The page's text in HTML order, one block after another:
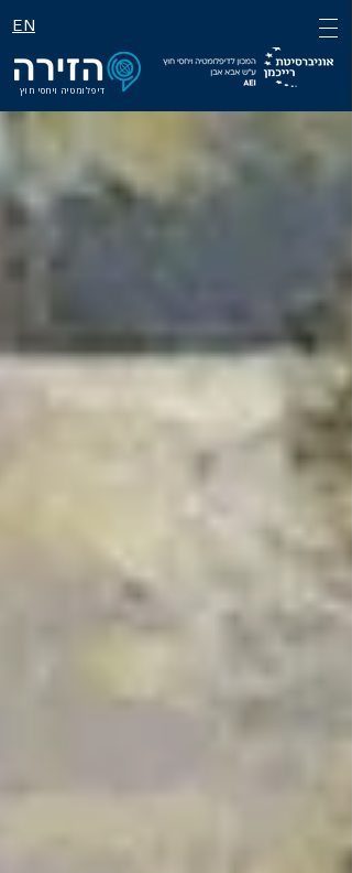
EN
דיפלומטיה ויחסי חוץ